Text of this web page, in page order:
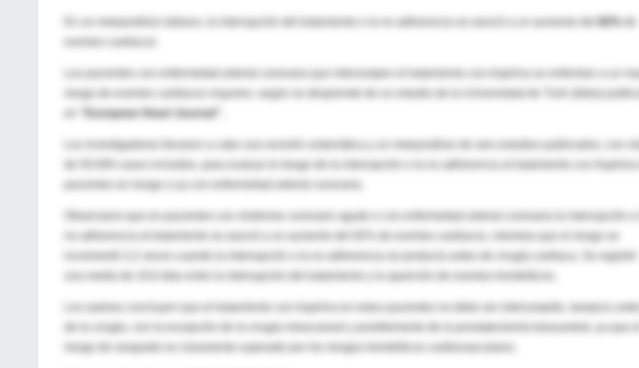
En un metaanálisis italiano, la interrupción del tratamiento o la no adherencia se asoció a un aumento del
Los pacientes con enfermedad arterial coronaria que interrumpen el tratamiento con Aspirina se enfrentan a un
riesgo de eventos cardiacos mayores, según se desprende de un estudio de la Universidad de Turín (Italia)
“European Heart Journal”.
Los investigadores llevaron a cabo una revisión sistemática y un metaanálisis de seis estudios publicados, con
de 50.000 casos incluidos, para evaluar el riesgo de la interrupción o la no adherencia al tratamiento con Aspirina
pacientes en riesgo o ya con enfermedad arterial coronaria.
Observaron que en pacientes con síndrome coronario agudo o con enfermedad arterial coronaria la interrupción
no adherencia al tratamiento se asoció a un aumento del 82% de eventos cardiacos, mientras que el riesgo se
incrementó 2,2 veces cuando la interrupción o la no adherencia se producía antes de cirugía cardiaca. Se registró
una media de 10,6 días entre la interrupción del tratamiento y la aparición de eventos trombóticos.
Los autores concluyen que el tratamiento con Aspirina en estos pacientes no debe ser interrumpido, tampoco
de la cirugía, con la excepción de la cirugía intracraneal y posiblemente de la prostatectomía transuretral, ya que
riesgo de sangrado es claramente superado por los riesgos trombóticos cardiovasculares.